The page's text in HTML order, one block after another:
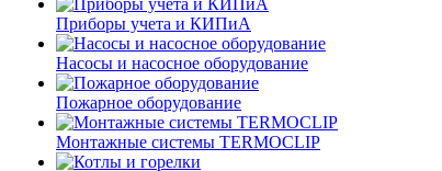
Приборы учета и КИПиА
Насосы и насосное оборудование
Пожарное оборудование
Монтажные системы TERMOCLIP